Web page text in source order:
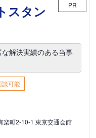
スタン
PR
解決実績のある当事
談可能
楽町2-10-1 東京交通会館